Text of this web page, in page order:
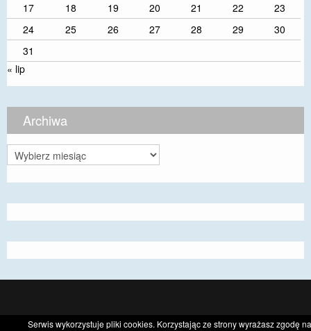
17
18 19 20 21 22
23
24
25 26 27 28 29
30
31
« lip
Archiwa
Archiwa
CyberChimps ©2026
Serwis wykorzystuje pliki cookies. Korzystając ze strony wyrażasz zgodę na